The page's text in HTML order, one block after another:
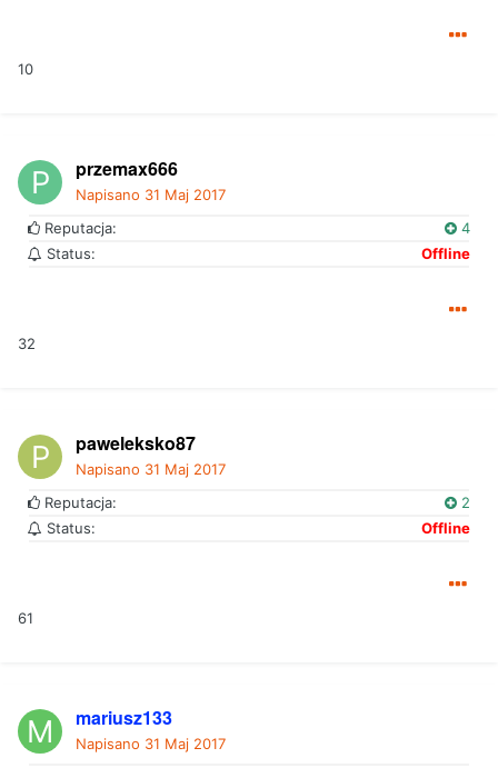
10
przemax666
Napisano 31 Maj 2017
Reputacja:
4
Status:
Offline
32
paweleksko87
Napisano 31 Maj 2017
Reputacja:
2
Status:
Offline
61
mariusz133
Napisano 31 Maj 2017